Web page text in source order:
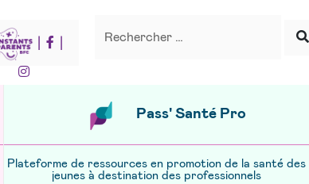
Rechercher
Pass' Santé Pro
Plateforme de ressources en promotion de la santé des
jeunes à destination des professionnels